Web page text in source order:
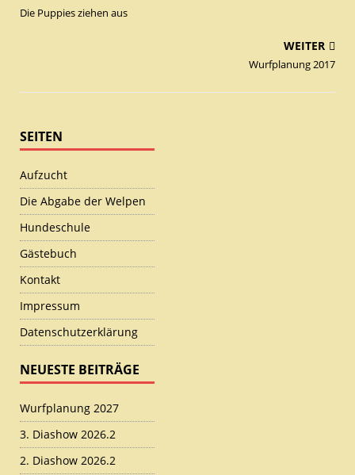
Die Puppies ziehen aus
WEITER
Wurfplanung 2017
SEITEN
Aufzucht
Die Abgabe der Welpen
Hundeschule
Gästebuch
Kontakt
Impressum
Datenschutzerklärung
NEUESTE BEITRÄGE
Wurfplanung 2027
3. Diashow 2026.2
2. Diashow 2026.2